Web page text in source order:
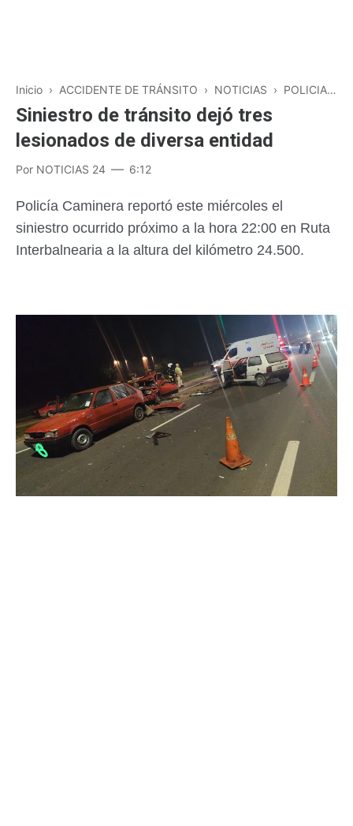
Inicio › ACCIDENTE DE TRÁNSITO › NOTICIAS › POLICIALES
Siniestro de tránsito dejó tres
lesionados de diversa entidad
Por NOTICIAS 24 6:12
Policía Caminera reportó este miércoles el
siniestro ocurrido próximo a la hora 22:00 en Ruta
Interbalnearia a la altura del kilómetro 24.500.